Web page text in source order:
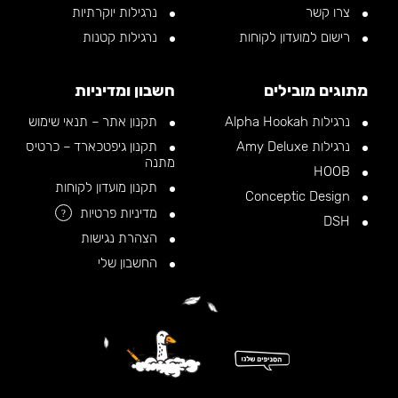
צרו קשר
רישום למועדון לקוחות
נרגילות יוקרתיות
נרגילות קטנות
מתוגים מובילים
נרגילות Alpha Hookah
נרגילות Amy Deluxe
חשבון ומדיניות
תקנון אתר – תנאי שימוש
תקנון גיפטכארד – כרטיס
מתנה
תקנון מועדון לקוחות
מדיניות פרטיות
?
הצהרת נגישות
החשבון שלי